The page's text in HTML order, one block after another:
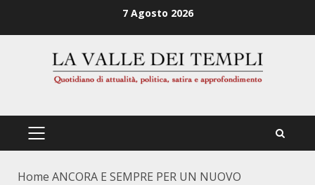
7 Agosto 2026
PRIMÄRES
Home ANCORA E SEMPRE PER UN NUOVO